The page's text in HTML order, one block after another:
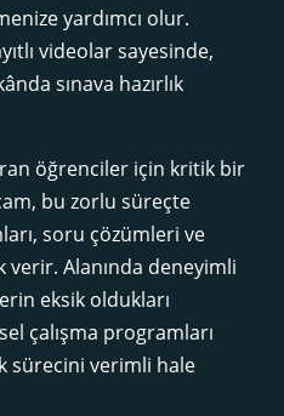
yardımcı olur.
videolar sayesinde,
sınava hazırlık
öğrenciler için kritik bir
bu zorlu süreçte
soru çözümleri ve
verir. Alanında deneyimli
eksik oldukları
çalışma programları
sürecini verimli hale